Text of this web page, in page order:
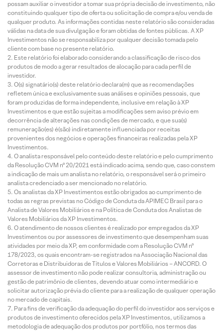
possam auxiliar o investidor a tomar sua própria decisão de investimento, não
constituindo qualquer tipo de oferta ou solicitação de compra e/ou venda de
qualquer produto. As informações contidas neste relatório são consideradas
válidas na data de sua divulgação e foram obtidas de fontes públicas. A XP
Investimentos não se responsabiliza por qualquer decisão tomada pelo
cliente com base no presente relatório.
Este relatório foi elaborado considerando a classificação de risco dos
produtos de modo a gerar resultados de alocação para cada perfil de
investidor.
O(s) signatário(s) deste relatório declara(m) que as recomendações
refletem única e exclusivamente suas análises e opiniões pessoais, que
foram produzidas de forma independente, inclusive em relação à XP
Investimentos e que estão sujeitas a modificações sem aviso prévio em
decorrência de alterações nas condições de mercado, e que sua(s)
remuneração(es) é(são) indiretamente influenciada por receitas
provenientes dos negócios e operações financeiras realizadas pela XP
Investimentos.
O analista responsável pelo conteúdo deste relatório e pelo cumprimento
da Resolução CVM nº 20/2021 está indicado acima, sendo que, caso constem
a indicação de mais um analista no relatório, o responsável será o primeiro
analista credenciado a ser mencionado no relatório.
Os analistas da XP Investimentos estão obrigados ao cumprimento de
todas as regras previstas no Código de Conduta da APIMEC Brasil para o
Analista de Valores Mobiliários e na Política de Conduta dos Analistas de
Valores Mobiliários da XP Investimentos.
O atendimento de nossos clientes é realizado por empregados da XP
Investimentos ou por assessores de investimento que desempenham suas
atividades por meio da XP, em conformidade com a Resolução CVM nº
178/2023, os quais encontram-se registrados na Associação Nacional das
Corretoras e Distribuidoras de Títulos e Valores Mobiliários – ANCORD. O
assessor de investimento não pode realizar consultoria, administração ou
gestão de patrimônio de clientes, devendo atuar como intermediário e
solicitar autorização prévia do cliente para a realização de qualquer operação
no mercado de capitais.
Para fins de verificação da adequação do perfil do investidor aos serviços e
produtos de investimento oferecidos pela XP Investimentos, utilizamos a
metodologia de adequação dos produtos por portfólio, nos termos das